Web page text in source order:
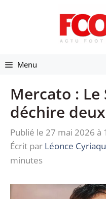
Menu
Mercato : Le
déchire
Publié le 27 mai 2026 à
Écrit par Léonce
minutes